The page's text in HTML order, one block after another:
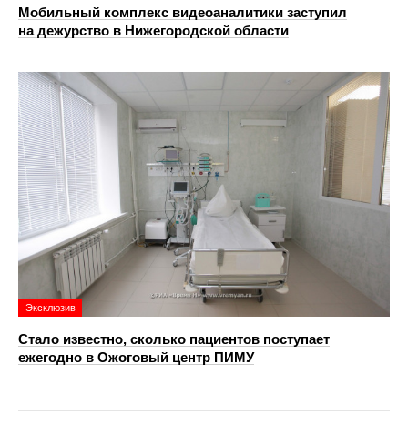
Мобильный комплекс видеоаналитики заступил
на дежурство в Нижегородской области
Эксклюзив
Стало известно, сколько пациентов поступает
ежегодно в Ожоговый центр ПИМУ